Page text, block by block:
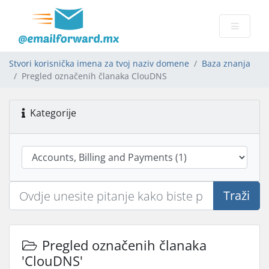
Stvori korisnička imena za tvoj naziv domene
Baza znanja
Pregled označenih članaka ClouDNS
Kategorije
Traži
Pregled označenih članaka
'ClouDNS'